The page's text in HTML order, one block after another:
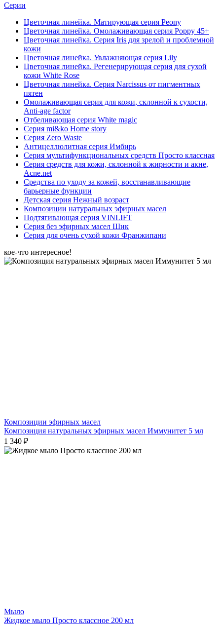
Серии
Цветочная линейка. Матирующая серия Peony
Цветочная линейка. Омолаживающая серия Poppy 45+
Цветочная линейка. Серия Iris для зрелой и проблемной
кожи
Цветочная линейка. Увлажняющая серия Lily
Цветочная линейка. Регенерирующая серия для сухой
кожи White Rose
Цветочная линейка. Серия Narcissus от пигментных
пятен
Омолаживающая серия для кожи, склонной к сухости,
Anti-age factor
Отбеливающая серия White magic
Серия mi&ko Home story
Серия Zero Waste
Антицеллюлитная серия Имбирь
Серия мультифункциональных средств Просто классная
Серия средств для кожи, склонной к жирности и акне,
Acne.net
Средства по уходу за кожей, восстанавливающие
барьерные функции
Детская серия Нежный возраст
Композиции натуральных эфирных масел
Подтягивающая серия VINLIFT
Серия без эфирных масел Шик
Серия для очень сухой кожи Франжипани
кое-что интересное!
Композиции эфирных масел
Композиция натуральных эфирных масел Иммунитет 5 мл
1 340 ₽
Мыло
Жидкое мыло Просто классное 200 мл